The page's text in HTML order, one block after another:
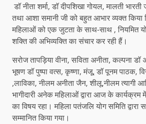
डॉ नीता शर्मा, डॉ दीपशिखा गोयल, मालती
तथा आशा समानी जी को बहुत आभार व्यक्त
महिलाओं को एक जुटता के साथ-साथ , नियमित
शक्ति की अभिव्यक्ति का संचार कर रही हैं।
सरोज तापड़िया वीना, सविता अनीता, कल्पना डॉ
भूषण डॉ पुष्पा वत्स, कृष्णा, मंजू, डॉ पूनम पाठक,
,लाविका, नीलम अनीता जैन, शीलू,नीलम त्यागी
भागीदारी अनेक महिलाओं द्वारा आज के कार्यक्रम
का विषय रहा। महिला पतंजलि योग समिति द्वारा
सम्मानित किया गया।